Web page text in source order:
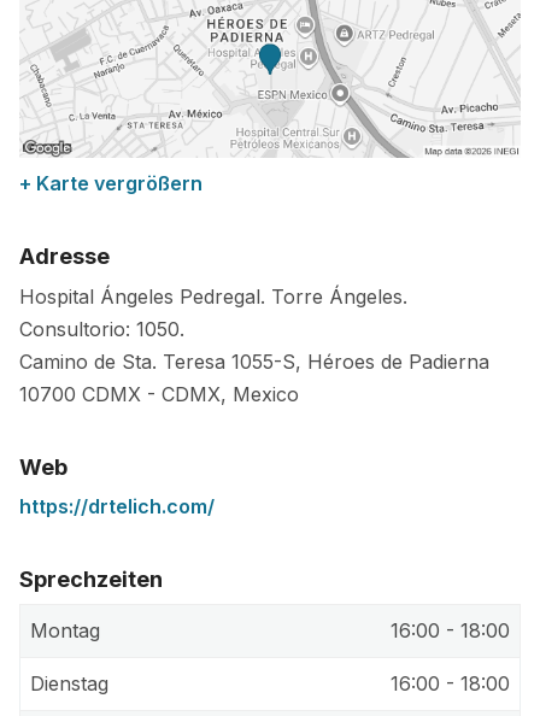
+ Karte vergrößern
Adresse
Hospital Ángeles Pedregal. Torre Ángeles.
Consultorio: 1050.
Camino de Sta. Teresa 1055-S, Héroes de Padierna
10700 CDMX - CDMX, Mexico
Web
https://drtelich.com/
Sprechzeiten
Montag 16:00 - 18:00
Dienstag 16:00 - 18:00